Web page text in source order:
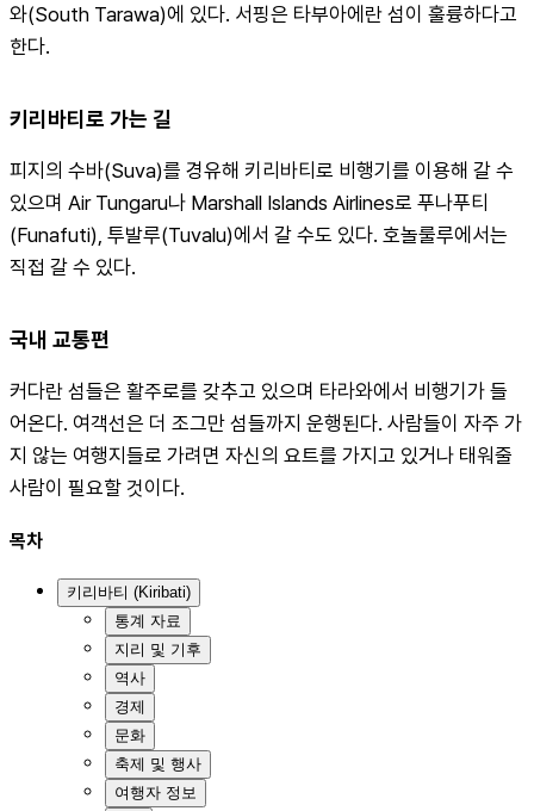
와(South Tarawa)에 있다. 서핑은 타부아에란 섬이 훌륭하다고
한다.
키리바티로 가는 길
피지의 수바(Suva)를 경유해 키리바티로 비행기를 이용해 갈 수
있으며 Air Tungaru나 Marshall Islands Airlines로 푸나푸티
(Funafuti), 투발루(Tuvalu)에서 갈 수도 있다. 호놀룰루에서는
직접 갈 수 있다.
국내 교통편
커다란 섬들은 활주로를 갖추고 있으며 타라와에서 비행기가 들
어온다. 여객선은 더 조그만 섬들까지 운행된다. 사람들이 자주 가
지 않는 여행지들로 가려면 자신의 요트를 가지고 있거나 태워줄
사람이 필요할 것이다.
목차
키리바티 (Kiribati)
통계 자료
지리 및 기후
역사
경제
문화
축제 및 행사
여행자 정보